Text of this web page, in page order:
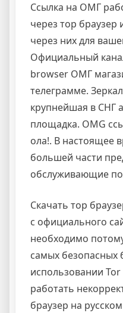
Ссылка на ОМГ
через тор браузер
через них для
Официальный
browser ОМГ
телеграмме.
крупнейшая в СНГ
площадка. OMG
ола!. В настоящее
большей части
обслуживающие
Скачать тор
с официального
необходимо
самых безопасных
использовании
работать
браузер на